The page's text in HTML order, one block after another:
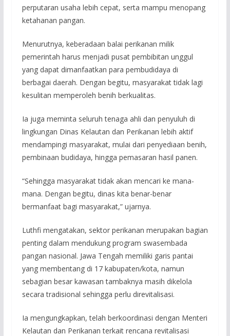
perputaran usaha lebih cepat, serta mampu menopang
ketahanan pangan.
Menurutnya, keberadaan balai perikanan milik
pemerintah harus menjadi pusat pembibitan unggul
yang dapat dimanfaatkan para pembudidaya di
berbagai daerah. Dengan begitu, masyarakat tidak lagi
kesulitan memperoleh benih berkualitas.
Ia juga meminta seluruh tenaga ahli dan penyuluh di
lingkungan Dinas Kelautan dan Perikanan lebih aktif
mendampingi masyarakat, mulai dari penyediaan benih,
pembinaan budidaya, hingga pemasaran hasil panen.
“Sehingga masyarakat tidak akan mencari ke mana-
mana. Dengan begitu, dinas kita benar-benar
bermanfaat bagi masyarakat,” ujarnya.
Luthfi mengatakan, sektor perikanan merupakan bagian
penting dalam mendukung program swasembada
pangan nasional. Jawa Tengah memiliki garis pantai
yang membentang di 17 kabupaten/kota, namun
sebagian besar kawasan tambaknya masih dikelola
secara tradisional sehingga perlu direvitalisasi.
Ia mengungkapkan, telah berkoordinasi dengan Menteri
Kelautan dan Perikanan terkait rencana revitalisasi